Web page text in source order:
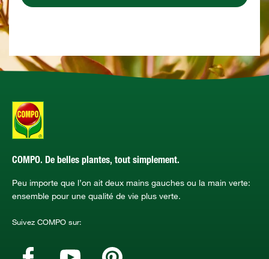
COMPO. De belles plantes, tout simplement.
Peu importe que l’on ait deux mains gauches ou la main verte:
ensemble pour une qualité de vie plus verte.
Suivez COMPO sur: